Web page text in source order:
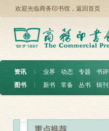
欢迎光临商务印书馆， 返回首页
资讯 ︱ 业界 动态 专题
书评
图书
︱ 新书 常备 丛书 辑刊